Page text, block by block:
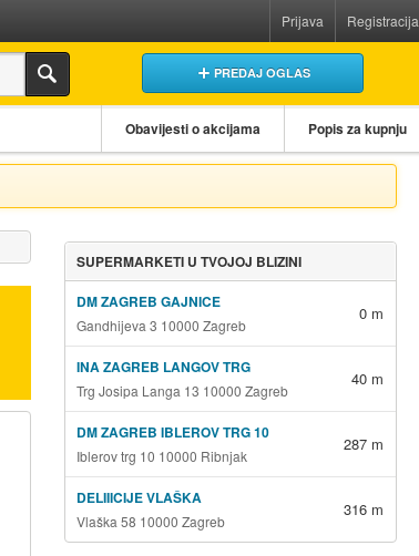
Prijava Registracija
PREDAJ OGLAS
Obavijesti o akcijama Popis za kupnju
SUPERMARKETI U TVOJOJ BLIZINI
DM ZAGREB GAJNICE
Gandhijeva 3 10000 Zagreb
0 m
INA ZAGREB LANGOV TRG
Trg Josipa Langa 13 10000 Zagreb
40 m
DM ZAGREB IBLEROV TRG 10
Iblerov trg 10 10000 Ribnjak
287 m
DELIIICIJE VLAŠKA
Vlaška 58 10000 Zagreb
316 m